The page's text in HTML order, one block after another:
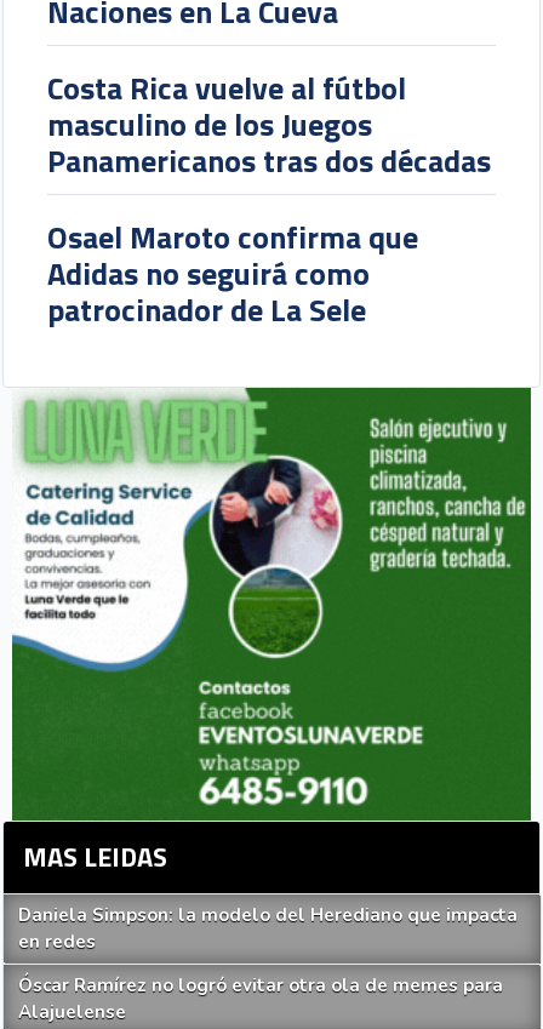
Naciones en La Cueva
Costa Rica vuelve al fútbol
masculino de los Juegos
Panamericanos tras dos décadas
Osael Maroto confirma que
Adidas no seguirá como
patrocinador de La Sele
MAS LEIDAS
Daniela Simpson: la modelo del Herediano que impacta
en redes
Óscar Ramírez no logró evitar otra ola de memes para
Alajuelense